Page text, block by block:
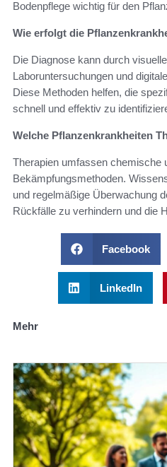
Bodenpflege wichtig für den
Wie erfolgt die
Die Diagnose kann durch
Laboruntersuchungen und
Diese Methoden helfen, die
schnell und effektiv zu
Welche Pflanzenkrankheiten
Therapien umfassen chemische
Bekämpfungsmethoden.
und regelmäßige Überwachung
Rückfälle zu verhindern und die
Facebook
LinkedIn
Mehr